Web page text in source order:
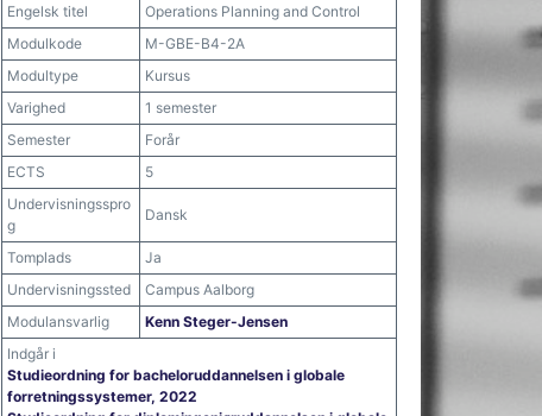
Engelsk titel
Operations Planning and Control
Modulkode
M-GBE-B4-2A
Modultype
Kursus
Varighed
1 semester
Semester
Forår
ECTS
5
Undervisningsspro
g
Dansk
Tomplads
Ja
Undervisningssted
Campus Aalborg
Modulansvarlig
Kenn Steger-Jensen
Indgår i
Studieordning for bacheloruddannelsen i globale
forretningssystemer, 2022